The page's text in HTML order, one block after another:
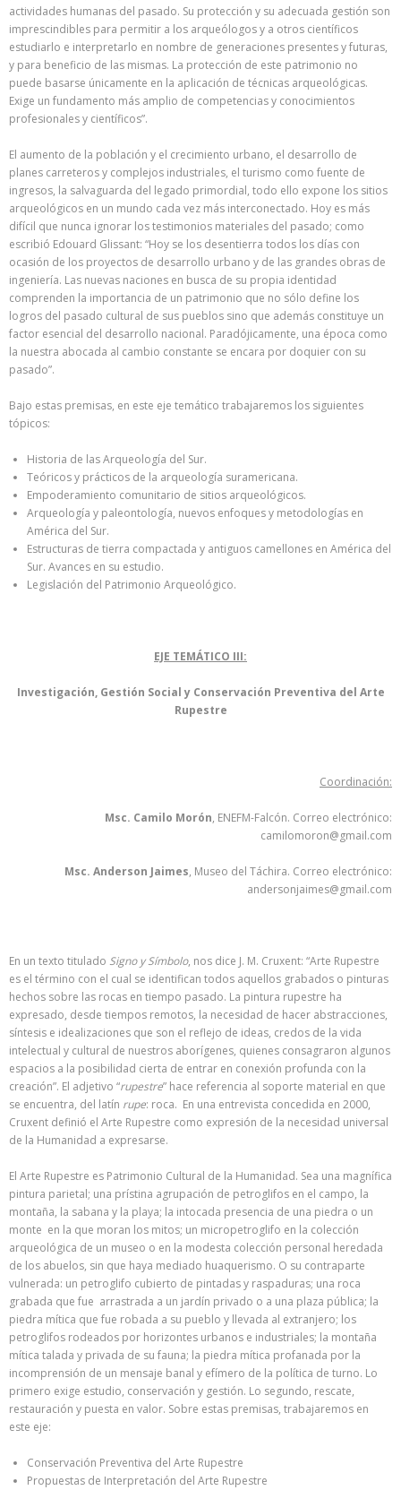
actividades humanas del pasado. Su protección y su adecuada gestión son
imprescindibles para permitir a los arqueólogos y a otros científicos
estudiarlo e interpretarlo en nombre de generaciones presentes y futuras,
y para beneficio de las mismas. La protección de este patrimonio no
puede basarse únicamente en la aplicación de técnicas arqueológicas.
Exige un fundamento más amplio de competencias y conocimientos
profesionales y científicos”.
El aumento de la población y el crecimiento urbano, el desarrollo de
planes carreteros y complejos industriales, el turismo como fuente de
ingresos, la salvaguarda del legado primordial, todo ello expone los sitios
arqueológicos en un mundo cada vez más interconectado. Hoy es más
difícil que nunca ignorar los testimonios materiales del pasado; como
escribió Edouard Glissant: “Hoy se los desentierra todos los días con
ocasión de los proyectos de desarrollo urbano y de las grandes obras de
ingeniería. Las nuevas naciones en busca de su propia identidad
comprenden la importancia de un patrimonio que no sólo define los
logros del pasado cultural de sus pueblos sino que además constituye un
factor esencial del desarrollo nacional. Paradójicamente, una época como
la nuestra abocada al cambio constante se encara por doquier con su
pasado”.
Bajo estas premisas, en este eje temático trabajaremos los siguientes
tópicos:
Historia de las Arqueología del Sur.
Teóricos y prácticos de la arqueología suramericana.
Empoderamiento comunitario de sitios arqueológicos.
Arqueología y paleontología, nuevos enfoques y metodologías en
América del Sur.
Estructuras de tierra compactada y antiguos camellones en América del
Sur. Avances en su estudio.
Legislación del Patrimonio Arqueológico.
EJE TEMÁTICO III:
Investigación, Gestión Social y Conservación Preventiva del Arte
Rupestre
Coordinación:
Msc. Camilo Morón, ENEFM-Falcón. Correo electrónico:
camilomoron@gmail.com
Msc. Anderson Jaimes, Museo del Táchira. Correo electrónico:
andersonjaimes@gmail.com
En un texto titulado Signo y Símbolo, nos dice J. M. Cruxent: “Arte Rupestre
es el término con el cual se identifican todos aquellos grabados o pinturas
hechos sobre las rocas en tiempo pasado. La pintura rupestre ha
expresado, desde tiempos remotos, la necesidad de hacer abstracciones,
síntesis e idealizaciones que son el reflejo de ideas, credos de la vida
intelectual y cultural de nuestros aborígenes, quienes consagraron algunos
espacios a la posibilidad cierta de entrar en conexión profunda con la
creación”. El adjetivo “rupestre” hace referencia al soporte material en que
se encuentra, del latín rupe: roca. En una entrevista concedida en 2000,
Cruxent definió el Arte Rupestre como expresión de la necesidad universal
de la Humanidad a expresarse.
El Arte Rupestre es Patrimonio Cultural de la Humanidad. Sea una magnífica
pintura parietal; una prístina agrupación de petroglifos en el campo, la
montaña, la sabana y la playa; la intocada presencia de una piedra o un
monte en la que moran los mitos; un micropetroglifo en la colección
arqueológica de un museo o en la modesta colección personal heredada
de los abuelos, sin que haya mediado huaquerismo. O su contraparte
vulnerada: un petroglifo cubierto de pintadas y raspaduras; una roca
grabada que fue arrastrada a un jardín privado o a una plaza pública; la
piedra mítica que fue robada a su pueblo y llevada al extranjero; los
petroglifos rodeados por horizontes urbanos e industriales; la montaña
mítica talada y privada de su fauna; la piedra mítica profanada por la
incomprensión de un mensaje banal y efímero de la política de turno. Lo
primero exige estudio, conservación y gestión. Lo segundo, rescate,
restauración y puesta en valor. Sobre estas premisas, trabajaremos en
este eje:
Conservación Preventiva del Arte Rupestre
Propuestas de Interpretación del Arte Rupestre